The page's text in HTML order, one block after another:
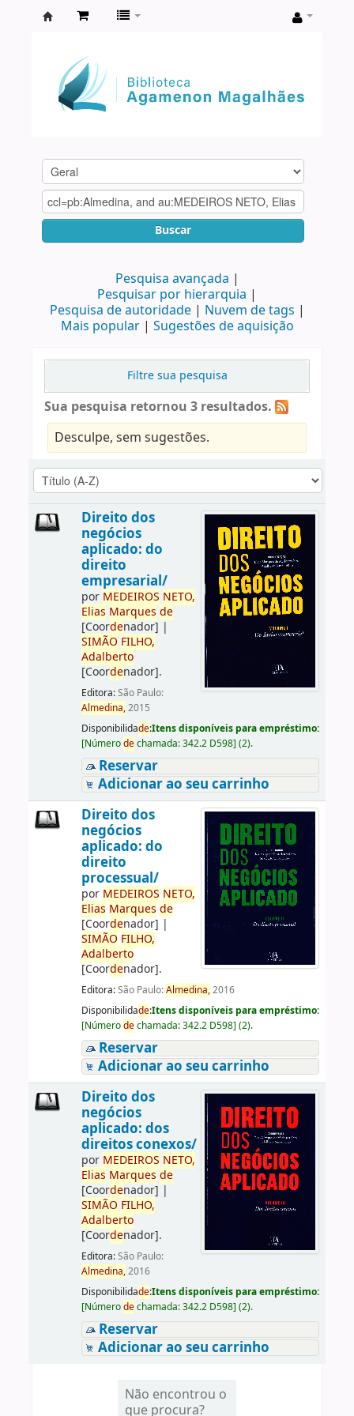
Agamenon
Magalhães
Buscar
Pesquisa avançada
Pesquisar por hierarquia
Pesquisa de autoridade
Nuvem de tags
Mais popular
Sugestões de aquisição
Filtre sua pesquisa
Sua pesquisa retornou 3 resultados.
Desculpe, sem sugestões.
Direito dos
negócios
aplicado: do
direito
empresarial/
por MEDEIROS NETO,
Elias Marques de
[Coordenador] |
SIMÃO FILHO,
Adalberto
[Coordenador].
Editora:São Paulo:
Almedina,2015
Disponibilidade:Itens disponíveis para empréstimo:
[Númerodechamada:342.2 D598] (2).
Reservar
Adicionar ao seu carrinho
Direito dos
negócios
aplicado: do
direito
processual/
por MEDEIROS NETO,
Elias Marques de
[Coordenador] |
SIMÃO FILHO,
Adalberto
[Coordenador].
Editora:São Paulo:Almedina,2016
Disponibilidade:Itens disponíveis para empréstimo:
[Númerodechamada:342.2 D598] (2).
Reservar
Adicionar ao seu carrinho
Direito dos
negócios
aplicado: dos
direitos conexos/
por MEDEIROS NETO,
Elias Marques de
[Coordenador] |
SIMÃO FILHO,
Adalberto
[Coordenador].
Editora:São Paulo:
Almedina,2016
Disponibilidade:Itens disponíveis para empréstimo:
[Númerodechamada:342.2 D598] (2).
Reservar
Adicionar ao seu carrinho
Não encontrou o
que procura?